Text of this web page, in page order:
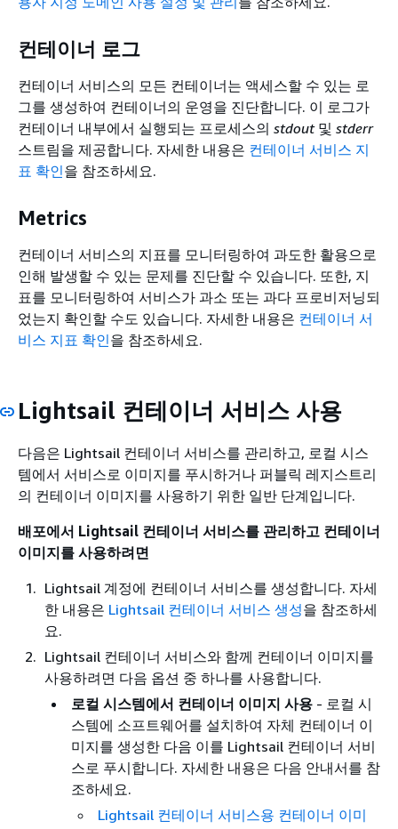
컨테이너 로그
컨테이너 서비스의 모든 컨테이너는 액세스할 수 있는 로
그를 생성하여 컨테이너의 운영을 진단합니다. 이 로그가
컨테이너 내부에서 실행되는 프로세스의 stdout및 stderr
스트림을 제공합니다. 자세한 내용은 컨테이너 서비스 지
표 확인을 참조하세요.
Metrics
컨테이너 서비스의 지표를 모니터링하여 과도한 활용으로
인해 발생할 수 있는 문제를 진단할 수 있습니다. 또한, 지
표를 모니터링하여 서비스가 과소 또는 과다 프로비저닝되
었는지 확인할 수도 있습니다. 자세한 내용은 컨테이너 서
비스 지표 확인을 참조하세요.
Lightsail 컨테이너 서비스 사용
다음은 Lightsail 컨테이너 서비스를 관리하고, 로컬 시스
템에서 서비스로 이미지를 푸시하거나 퍼블릭 레지스트리
의 컨테이너 이미지를 사용하기 위한 일반 단계입니다.
배포에서 Lightsail 컨테이너 서비스를 관리하고 컨테이너
이미지를 사용하려면
Lightsail 계정에 컨테이너 서비스를 생성합니다. 자세
한 내용은 Lightsail 컨테이너 서비스 생성을 참조하세
요.
Lightsail 컨테이너 서비스와 함께 컨테이너 이미지를
사용하려면 다음 옵션 중 하나를 사용합니다.
로컬 시스템에서 컨테이너 이미지 사용 - 로컬 시
스템에 소프트웨어를 설치하여 자체 컨테이너 이
미지를 생성한 다음 이를 Lightsail 컨테이너 서비
스로 푸시합니다. 자세한 내용은 다음 안내서를 참
조하세요.
Lightsail 컨테이너 서비스용 컨테이너 이미